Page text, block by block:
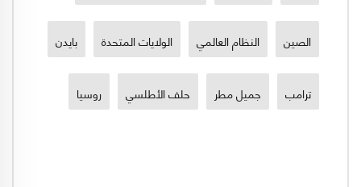
الصين النظام العالمي الولايات المتحدة بايدن
ترامب جميل مطر حلف الأطلسي روسيا